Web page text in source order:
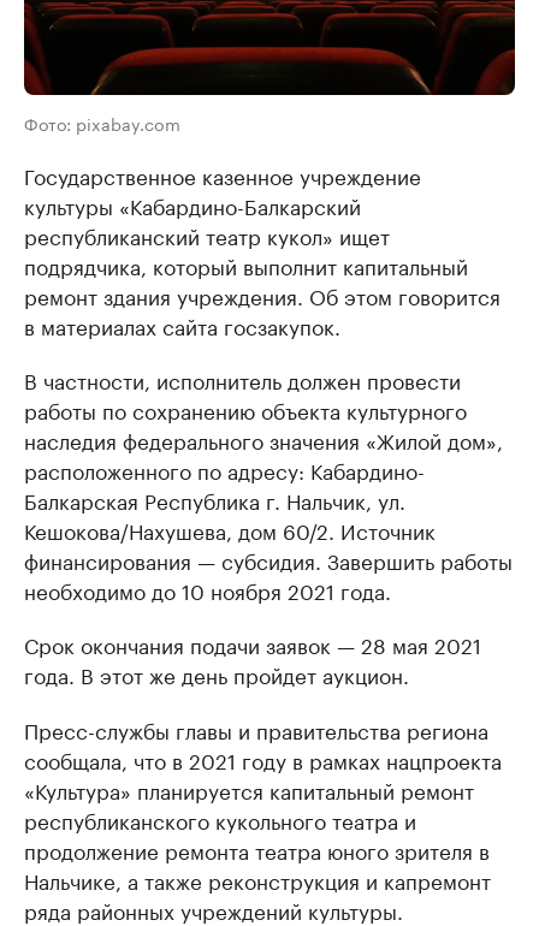
Фото: pixabay.com
Государственное казенное учреждение
культуры «Кабардино-Балкарский
республиканский театр кукол» ищет
подрядчика, который выполнит капитальный
ремонт здания учреждения. Об этом говорится
в материалах сайта госзакупок.
В частности, исполнитель должен провести
работы по сохранению объекта культурного
наследия федерального значения «Жилой дом»,
расположенного по адресу: Кабардино-
Балкарская Республика г. Нальчик, ул.
Кешокова/Нахушева, дом 60/2. Источник
финансирования — субсидия. Завершить работы
необходимо до 10 ноября 2021 года.
Срок окончания подачи заявок — 28 мая 2021
года. В этот же день пройдет аукцион.
Пресс-службы главы и правительства региона
сообщала, что в 2021 году в рамках нацпроекта
«Культура» планируется капитальный ремонт
республиканского кукольного театра и
продолжение ремонта театра юного зрителя в
Нальчике, а также реконструкция и капремонт
ряда районных учреждений культуры.